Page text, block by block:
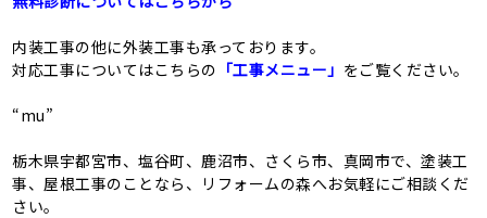
内装工事の他に外装工事も承っております。
対応工事についてはこちらの 「工事メニュー」 をご覧ください。
“mu”
栃木県宇都宮市、塩谷町、鹿沼市、さくら市、真岡市で、塗装工
事、屋根工事のことなら、リフォームの森へお気軽にご相談くだ
さい。